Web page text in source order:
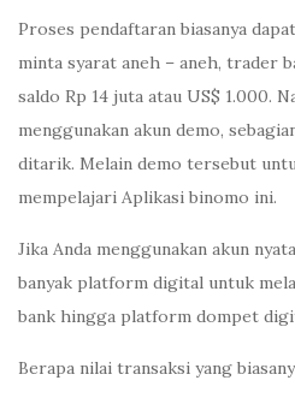
Proses pendaftaran biasanya
minta syarat aneh – aneh, trader
saldo Rp 14 juta atau US$ 1.000.
menggunakan akun demo,
ditarik. Melain demo tersebut
mempelajari Aplikasi binomo ini.
Jika Anda menggunakan akun
banyak platform digital untuk
bank hingga platform dompet
Berapa nilai transaksi yang